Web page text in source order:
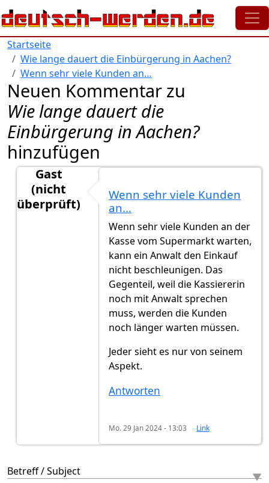
Direkt zum Inhalt
Startseite
Wie lange dauert die Einbürgerung in Aachen?
Wenn sehr viele Kunden an…
Neuen Kommentar zu
Wie lange dauert die
Einbürgerung in Aachen?
hinzufügen
Gast
(nicht
überprüft)
Wenn sehr viele Kunden
an…
Wenn sehr viele Kunden an der
Kasse vom Supermarkt warten,
kann ein Anwalt den Einkauf
nicht beschleunigen. Das
Gegenteil, weil die Kassiererin
noch mit Anwalt sprechen
muss, werden die Kunden
noch länger warten müssen.
Jeder sieht es nur von seinem
Aspekt.
Antworten
Mo. 29 Jan 2024 - 13:03 Link
Betreff / Subject